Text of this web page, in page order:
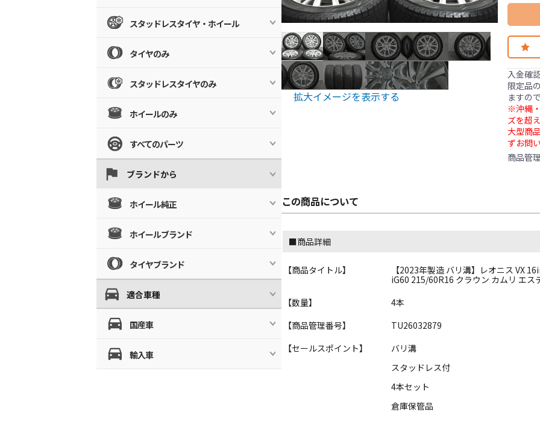
拡大イメージを表示する
入金確
限定品
ますの
※沖縄
ズを超
大型商
ずお問
商品管
この商品について
■商品詳細
【商品タイトル】
【2023年製造 バリ溝】レオニス VX
iG60 215/60R16 クラウン カムリ エス
【数量】
4本
【商品管理番号】
TU26032879
【セールスポイント】
バリ溝
スタッドレス付
4本セット
倉庫保管品
スタッドレスタイヤ・ホイール
タイヤのみ
スタッドレスタイヤのみ
ホイールのみ
すべてのパーツ
ブランドから
ホイール純正
ホイールブランド
タイヤブランド
適合車種
国産車
輸入車